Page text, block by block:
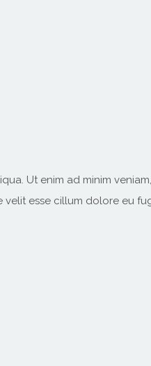
Ut enim ad minim
esse cillum dolore eu